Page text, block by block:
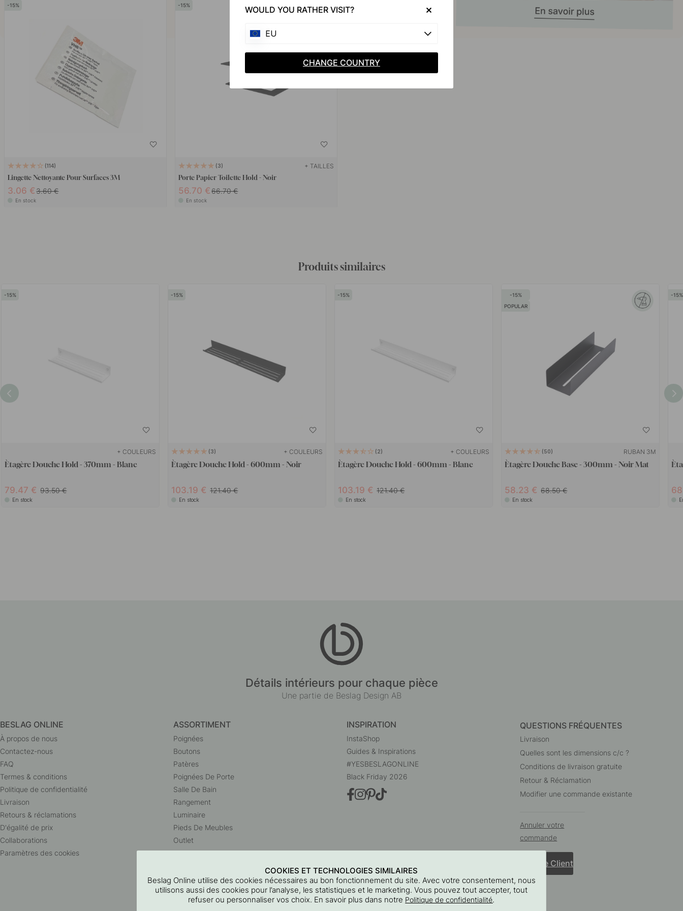
15
114
Lingette Nettoyante Pour Surfaces 3M
3.06 € 3.60 €
En stock
15
3 + TAILLES
Porte Papier Toilette Hold - Noir
56.70 € 66.70 €
En stock
Produits similaires
15
+ COULEURS
Ètagère Douche Hold - 370mm - Blanc
79.47 93.50
En stock
15
3 + COULEURS
Ètagère Douche Hold - 600mm - Noir
103.19 121.40
En stock
15
2 + COULEURS
Ètagère Douche Hold - 600mm - Blanc
103.19 121.40
En stock
15
POPULAR
50 RUBAN 3M
Ètagère Douche Base - 300mm - Noir Mat
58.23 68.50
En stock
15
Détails intérieurs pour chaque pièce
Une partie de Beslag Design AB
BESLAG ONLINE
À propos de nous
Contactez-nous
FAQ
Termes & conditions
Politique de confidentialité
Livraison
Retours & réclamations
D'égalité de prix
Collaborations
Paramètres des cookies
ASSORTIMENT
Poignées
Boutons
Patères
Poignées De Porte
Salle De Bain
Rangement
Luminaire
Pieds De Meubles
Outlet
INSPIRATION
InstaShop
Guides & Inspirations
#YESBESLAGONLINE
Black Friday 2026
QUESTIONS FRÉQUENTES
Livraison
Quelles sont les dimensions c/c ?
Conditions de livraison gratuite
Retour & Réclamation
Modifier une commande existante
Annuler votre
commande
Service Client
COOKIES ET TECHNOLOGIES SIMILAIRES
Beslag Online utilise des cookies nécessaires au bon fonctionnement du site. Avec votre consentement, nous
utilisons aussi des cookies pour l’analyse, les statistiques et le marketing. Vous pouvez tout accepter, tout
refuser ou personnaliser vos choix. En savoir plus dans notre Politique de confidentialité.
WOULD YOU RATHER VISIT?
EU
CHANGE COUNTRY